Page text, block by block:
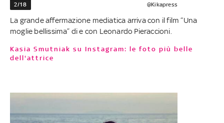
2/18 @Kikapress
La grande affermazione mediatica arriva con il film “Una
moglie bellissima” di e con Leonardo Pieraccioni.
Kasia Smutniak su Instagram: le foto più belle
dell'attrice